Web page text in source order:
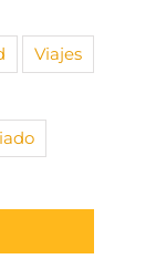
Viajes